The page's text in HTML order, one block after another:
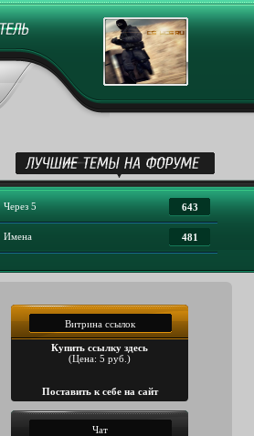
643
Через 5
481
Имена
Витрина ссылок
Купить ссылку здесь
(Цена: 5 руб.)
Поставить к себе на сайт
Чат